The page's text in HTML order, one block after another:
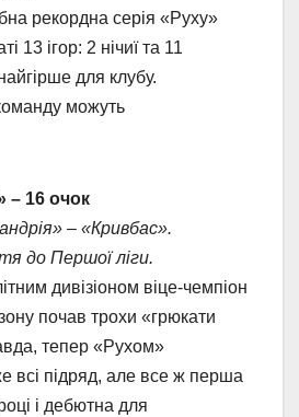
рекордна серія «Руху»
13 ігор: 2 нічиї та 11
для клубу.
можуть
16 очок
– «Кривбас».
до Першої ліги.
дивізіоном віце-чемпіон
почав трохи «грюкати
тепер «Рухом»
всі підряд, але все ж перша
і дебютна для